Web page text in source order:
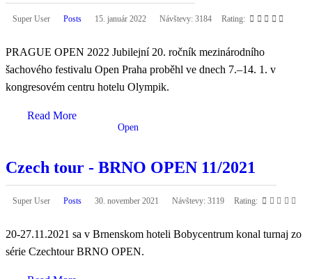
Super User Posts 15. január 2022 Návštevy: 3184 Rating:
PRAGUE OPEN 2022 Jubilejní 20. ročník mezinárodního
šachového festivalu Open Praha proběhl ve dnech 7.–14. 1. v
kongresovém centru hotelu Olympik.
Read More
Open
Czech tour - BRNO OPEN 11/2021
Super User Posts 30. november 2021 Návštevy: 3119 Rating:
20-27.11.2021 sa v Brnenskom hoteli Bobycentrum konal turnaj zo
série Czechtour BRNO OPEN.